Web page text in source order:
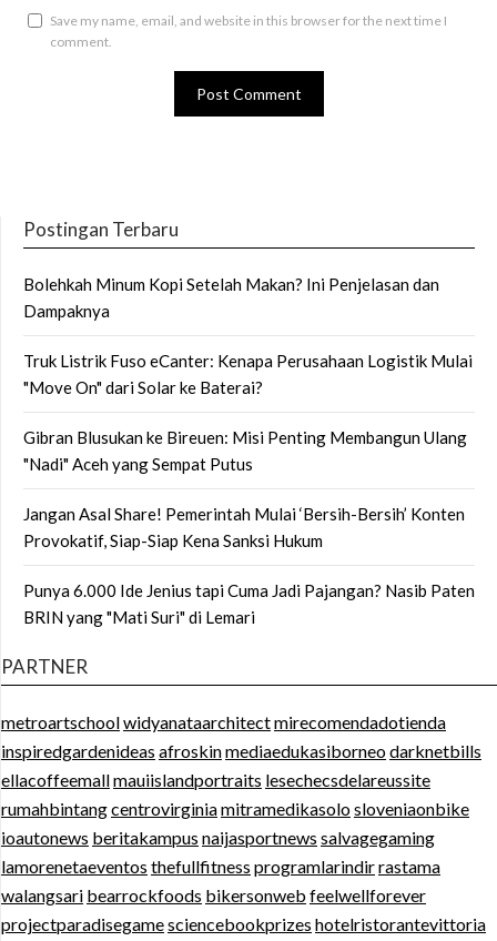
Save my name, email, and website in this browser for the next time I
comment.
Postingan Terbaru
Bolehkah Minum Kopi Setelah Makan? Ini Penjelasan dan
Dampaknya
Truk Listrik Fuso eCanter: Kenapa Perusahaan Logistik Mulai
"Move On" dari Solar ke Baterai?
Gibran Blusukan ke Bireuen: Misi Penting Membangun Ulang
"Nadi" Aceh yang Sempat Putus
Jangan Asal Share! Pemerintah Mulai ‘Bersih-Bersih’ Konten
Provokatif, Siap-Siap Kena Sanksi Hukum
Punya 6.000 Ide Jenius tapi Cuma Jadi Pajangan? Nasib Paten
BRIN yang "Mati Suri" di Lemari
PARTNER
metroartschoolwidyanataarchitectmirecomendadotienda
inspiredgardenideas afroskinmediaedukasiborneodarknetbills
ellacoffeemallmauiislandportraits lesechecsdelareussite
rumahbintangcentrovirginiamitramedikasolosloveniaonbike
ioautonews beritakampus naijasportnews salvagegaming
lamorenetaeventos thefullfitness programlarindirrastama
walangsari bearrockfoods bikersonweb feelwellforever
projectparadisegamesciencebookprizes hotelristorantevittoria